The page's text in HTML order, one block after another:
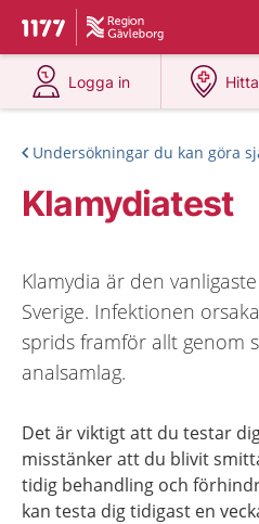
Till startsidan för 1177
Du har valt region
Logga in
på 1177.se
Undersökningar du kan göra
Klamydiatest
Klamydia är den
Sverige. Infektionen
sprids framför allt genom
analsamlag.
Det är viktigt att du testar
misstänker att du blivit
tidig behandling och
kan testa dig tidigast en